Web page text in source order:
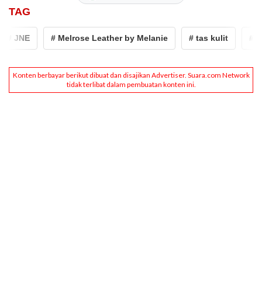
TAG
JNE # Melrose Leather by Melanie # tas kulit